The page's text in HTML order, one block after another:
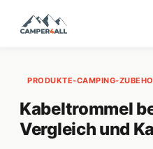
PRODUKTE-CAMPING-
Kabeltrommel
Vergleich und